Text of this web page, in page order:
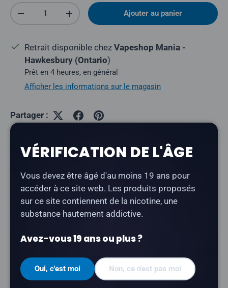
Quantité
Réduire la quantitéAugmenter la quantitéAjouter au panier
Retrait disponible chez Vapeshop Mania -
Hawkesbury (Ontario)
Prêt en 4 heures, en général
Afficher les informations sur le magasin
Partager :
Drip'n - Pineapple Coconut Iceest un mélange
tropical d'ananas et de noix de coco crémeuse,
présenté sous forme de e-liquide à la nicotine salée
mélange fruité emblématique de Drip'n au profil doux
et équilibré.
Type de produit :E-liquide à base de nicotine
VÉRIFICATION DE L'ÂGE
Vous devez être âgé d'au moins 19 ans pour
accéder à ce site web. Les produits proposés
sur ce site contiennent de la nicotine, une
substance hautement addictive.
Avez-vous 19 ans ou plus ?
Oui, c'est moi Non, ce n'est pas moi